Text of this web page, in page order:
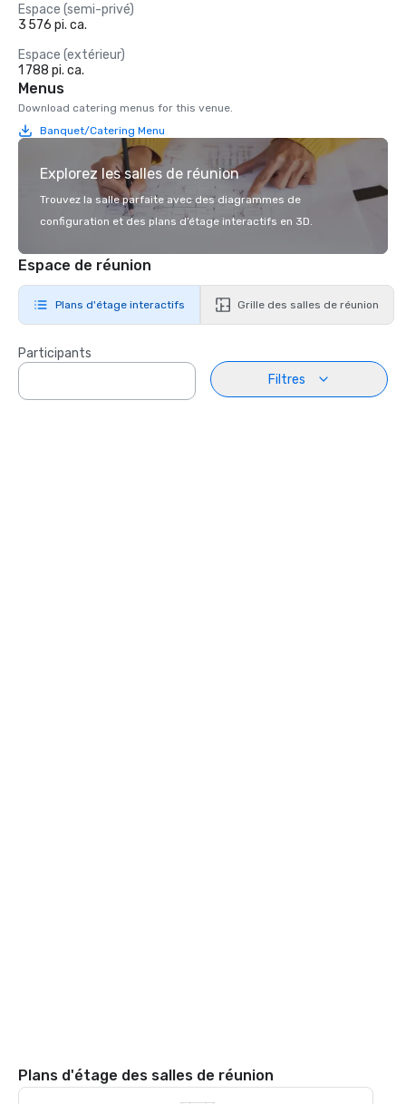
Espace (semi-privé)
3 576 pi. ca.
Espace (extérieur)
1 788 pi. ca.
Menus
Download catering menus for this venue.
Banquet/Catering Menu
Explorez les salles de réunion
Trouvez la salle parfaite avec des diagrammes de
configuration et des plans d’étage interactifs en 3D.
Espace de réunion
Plans d'étage interactifs Grille des salles de réunion
Participants
Filtres
Plans d'étage des salles de réunion